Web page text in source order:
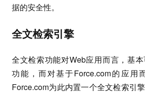
据的安全性。
全文检索引擎
全文检索功能对Web应用而言，基
功能，而对基于Force.com的应用
Force.com为此内置一个全文检索引